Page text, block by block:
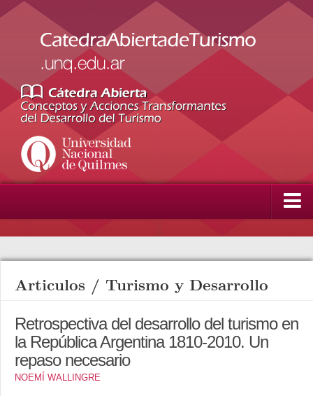
La Cátedra
Integrantes
Turismo y Desarrollo
Turismo, empresas y actividades
Turismo y Campo de conocimiento
Articulos / Turismo y Desarrollo
Retrospectiva del desarrollo del turismo en
la República Argentina 1810-2010. Un
repaso necesario
NOEMÍ WALLINGRE